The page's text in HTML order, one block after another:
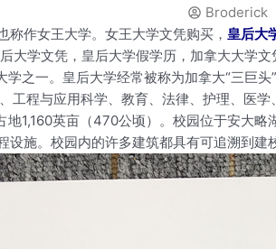
Broderick
称作女王大学。女王大学文凭购买， 皇后大
大学文凭，皇后大学假学历，加拿大大学
之一。皇后大学经常被称为加拿大“三巨
工程与应用科学、教育、法律、护理、医
1,160英亩（470公顷）。校园位于安大
施。校园内的许多建筑都具有可追溯到建